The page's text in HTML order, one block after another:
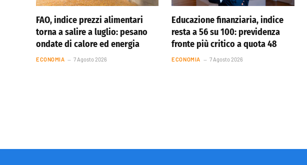
FAO, indice prezzi alimentari
torna a salire a luglio: pesano
ondate di calore ed energia
ECONOMIA 7 Agosto 2026
Educazione finanziaria, indice
resta a 56 su 100: previdenza
fronte più critico a quota 48
ECONOMIA 7 Agosto 2026